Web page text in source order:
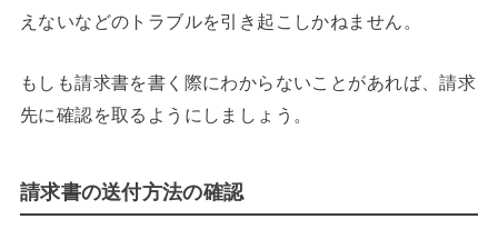
えないなどのトラブルを引き起こしかねません。
もしも請求書を書く際にわからないことがあれば、請求
先に確認を取るようにしましょう。
請求書の送付方法の確認